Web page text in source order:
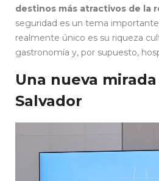
destinos más atractivos de la
seguridad es un tema
realmente único es su riqueza
gastronomía y, por supuesto,
Una nueva mirada
Salvador